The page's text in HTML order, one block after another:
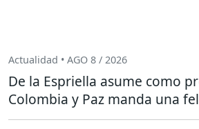
Actualidad • AGO 8 / 2026
De la Espriella asume como
Colombia y Paz manda una